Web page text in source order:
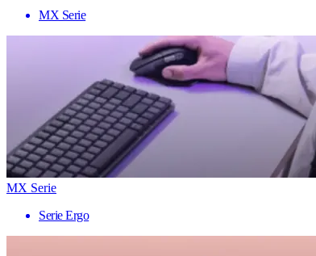
MX Serie
MX Serie
Serie Ergo